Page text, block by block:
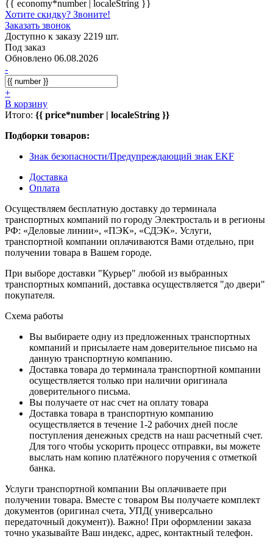
{{ economy*number | localeString }}
Хотите скидку? Звоните!
Заказать звонок
Доступно к заказу 2219 шт.
Под заказ
Обновлено 06.08.2026
-
+
В корзину
Итого: {{ price*number | localeString }}
Подборки товаров:
Знак безопасности/Предупреждающий знак EKF
Доставка
Оплата
Осуществляем бесплатную доставку до терминала
транспортных компаний по городу Электросталь и в регионы
РФ: «Деловые линии», «ПЭК», «СДЭК». Услуги,
транспортной компании оплачиваются Вами отдельно, при
получении товара в Вашем городе.
При выборе доставки "Курьер" любой из выбранных
транспортных компаний, доставка осуществляется "до двери"
покупателя.
Схема работы
Вы выбираете одну из предложенных транспортных
компаний и присылаете нам доверительное письмо на
данную транспортную компанию.
Доставка товара до терминала транспортной компании
осуществляется только при наличии оригинала
доверительного письма.
Вы получаете от нас счет на оплату товара
Доставка товара в транспортную компанию
осуществляется в течение 1-2 рабочих дней после
поступления денежных средств на наш расчетный счет.
Для того чтобы ускорить процесс отправки, вы можете
выслать нам копию платёжного поручения с отметкой
банка.
Услуги транспортной компании Вы оплачиваете при
получении товара. Вместе с товаром Вы получаете комплект
документов (оригинал счета, УПД( универсально
передаточный документ)). Важно! При оформлении заказа
точно указывайте Ваш индекс, адрес, контактный телефон.